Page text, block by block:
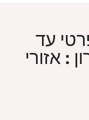
עד
: אזורי